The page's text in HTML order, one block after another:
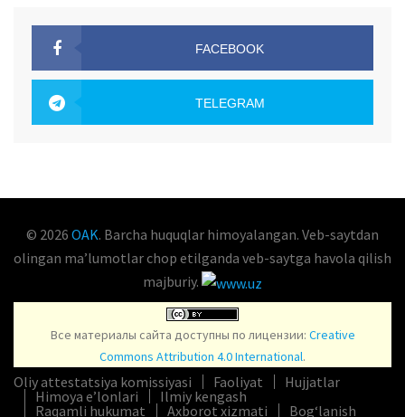
FACEBOOK
TELEGRAM
© 2026 OAK. Barcha huquqlar himoyalangan. Veb-saytdan
olingan maʼlumotlar chop etilganda veb-saytga havola qilish
majburiy.
Все материалы сайта доступны по лицензии: Creative
Commons Attribution 4.0 International.
Oliy attestatsiya komissiyasi Faoliyat
Hujjatlar
Himoya e’lonlari
Ilmiy kengash
Raqamli hukumat
Axborot xizmati Bog‘lanish